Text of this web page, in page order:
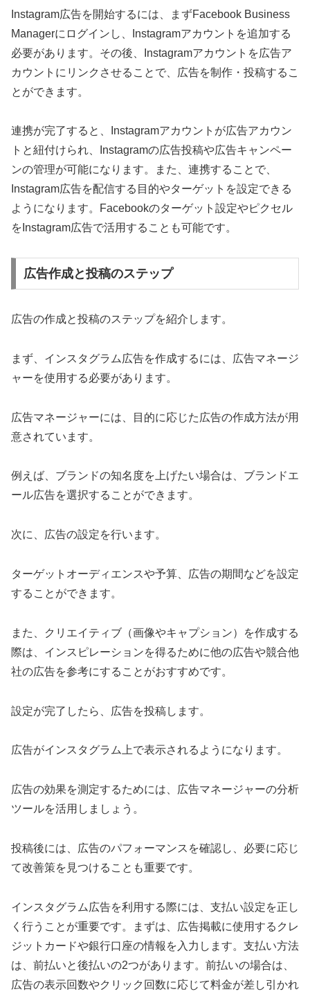
Instagram広告を開始するには、まずFacebook Business
Managerにログインし、Instagramアカウントを追加する
必要があります。その後、Instagramアカウントを広告ア
カウントにリンクさせることで、広告を制作・投稿するこ
とができます。
連携が完了すると、Instagramアカウントが広告アカウン
トと紐付けられ、Instagramの広告投稿や広告キャンペー
ンの管理が可能になります。また、連携することで、
Instagram広告を配信する目的やターゲットを設定できる
ようになります。Facebookのターゲット設定やピクセル
をInstagram広告で活用することも可能です。
広告作成と投稿のステップ
広告の作成と投稿のステップを紹介します。
まず、インスタグラム広告を作成するには、広告マネージ
ャーを使用する必要があります。
広告マネージャーには、目的に応じた広告の作成方法が用
意されています。
例えば、ブランドの知名度を上げたい場合は、ブランドエ
ール広告を選択することができます。
次に、広告の設定を行います。
ターゲットオーディエンスや予算、広告の期間などを設定
することができます。
また、クリエイティブ（画像やキャプション）を作成する
際は、インスピレーションを得るために他の広告や競合他
社の広告を参考にすることがおすすめです。
設定が完了したら、広告を投稿します。
広告がインスタグラム上で表示されるようになります。
広告の効果を測定するためには、広告マネージャーの分析
ツールを活用しましょう。
投稿後には、広告のパフォーマンスを確認し、必要に応じ
て改善策を見つけることも重要です。
インスタグラム広告を利用する際には、支払い設定を正し
く行うことが重要です。まずは、広告掲載に使用するクレ
ジットカードや銀行口座の情報を入力します。支払い方法
は、前払いと後払いの2つがあります。前払いの場合は、
広告の表示回数やクリック回数に応じて料金が差し引かれ